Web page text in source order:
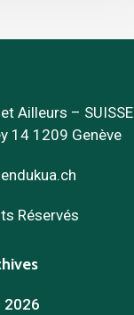
Ailleurs – SUISSE
14 1209 Genève
Réservés
2026